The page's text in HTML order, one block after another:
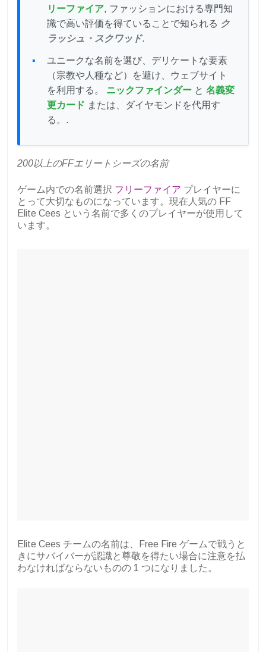
リーファイア, ファッションにおける専門知
識で高い評価を得ていることで知られる ク
ラッシュ・スクワッド.
ユニークな名前を選び、デリケートな要素
（宗教や人種など）を避け、ウェブサイト
を利用する。 ニックファインダー と 名義変
更カード または、ダイヤモンドを代用す
る。.
200以上のFFエリートシーズの名前
ゲーム内での名前選択 フリーファイア プレイヤーに
とって大切なものになっています。現在人気の FF
Elite Cees という名前で多くのプレイヤーが使用して
います。
Elite Cees チームの名前は、Free Fire ゲームで戦うと
きにサバイバーが認識と尊敬を得たい場合に注意を払
わなければならないものの 1 つになりました。